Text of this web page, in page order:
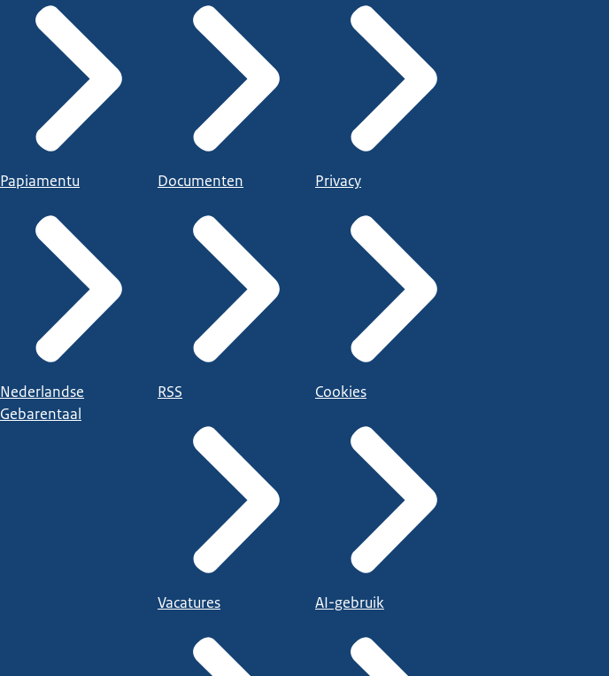
Papiamentu
Nederlandse
Gebarentaal
Documenten
RSS
Vacatures
Privacy
Cookies
AI-gebruik